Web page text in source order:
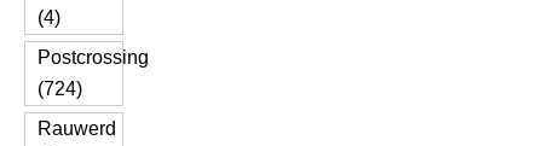
(4)
Postcrossing
(724)
Rauwerd